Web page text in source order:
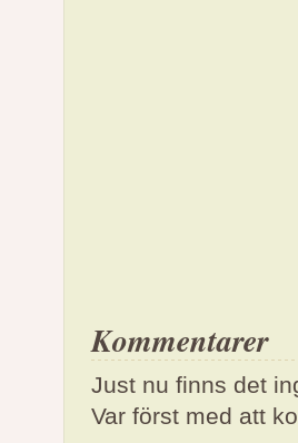
Kommentarer
Just nu finns det
Var först med att